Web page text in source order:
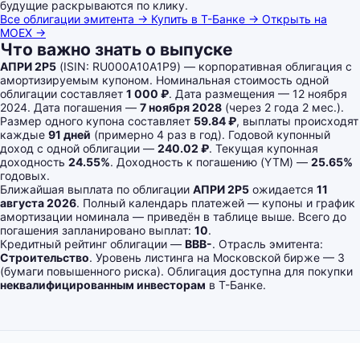
будущие раскрываются по клику.
Все облигации эмитента → Купить в Т-Банке → Открыть на
MOEX →
Что важно знать о выпуске
АПРИ 2Р5 (ISIN: RU000A10A1P9) — корпоративная облигация с
амортизируемым купоном. Номинальная стоимость одной
облигации составляет 1 000 ₽. Дата размещения — 12 ноября
2024. Дата погашения — 7 ноября 2028 (через 2 года 2 мес.).
Размер одного купона составляет 59.84 ₽, выплаты происходят
каждые 91 дней (примерно 4 раз в год). Годовой купонный
доход с одной облигации — 240.02 ₽. Текущая купонная
доходность 24.55%. Доходность к погашению (YTM) — 25.65%
годовых.
Ближайшая выплата по облигации АПРИ 2Р5 ожидается 11
августа 2026. Полный календарь платежей — купоны и график
амортизации номинала — приведён в таблице выше. Всего до
погашения запланировано выплат: 10.
Кредитный рейтинг облигации — BBB-. Отрасль эмитента:
Строительство. Уровень листинга на Московской бирже — 3
(бумаги повышенного риска). Облигация доступна для покупки
неквалифицированным инвесторам в Т-Банке.